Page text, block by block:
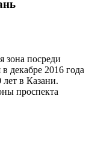
зона посреди
декабре 2016 года
в Казани.
проспекта